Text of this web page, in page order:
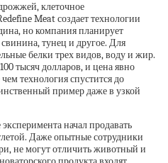
клеточное
Meat создает технологии
но компания планирует
тунец и другое. Для
белки трех видов, воду и жир.
тысяч долларов, и цена явно
технология спустится до
пример даже в узкой
начал продавать
Даже опытные сотрудники
не могут отличить животный и